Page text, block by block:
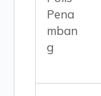
Pena
mban
g